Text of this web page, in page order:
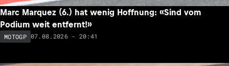
Marc Marquez (6.) hat wenig Hoffnung: «Sind vom
Podium weit entfernt!»
MOTOGP 07.08.2026 - 20:41